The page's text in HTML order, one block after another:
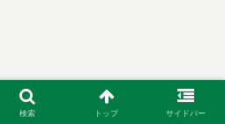
検索 トップ サイドバー